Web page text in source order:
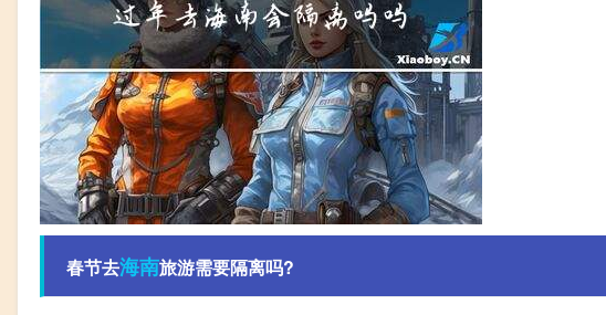
春节去海南旅游需要隔离吗?